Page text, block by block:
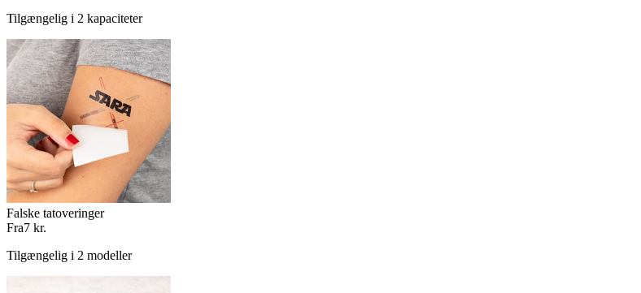
Tilgængelig i 2 kapaciteter
Falske tatoveringer
Fra7 kr.
Tilgængelig i 2 modeller